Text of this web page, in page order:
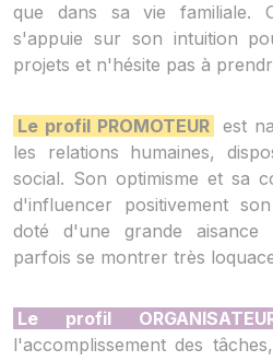
que dans sa vie familiale.
s'appuie sur son intuition
projets et n'hésite pas à
Le profil PROMOTEUR est
les relations humaines,
social. Son optimisme et sa
d'influencer positivement
doté d'une grande
parfois se montrer très
Le profil
l'accomplissement des